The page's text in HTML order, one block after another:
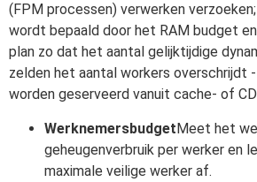
(FPM processen) verwerken verzoeken;
wordt bepaald door het RAM budget
plan zo dat het aantal gelijktijdige
zelden het aantal workers overschrijdt
worden geserveerd vanuit cache- of
WerknemersbudgetMeet het
geheugenverbruik per werker en
maximale veilige werker af.